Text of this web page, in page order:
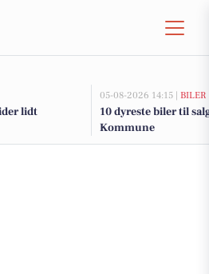
lidt
05-08-2026 14:15 | BILER
10 dyreste biler til
Kommune